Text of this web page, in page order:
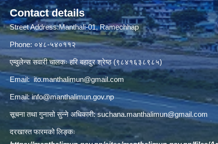
Contact details
Street Address:Manthali-01, Ramechhap
Phone: ०४८-५४०११२
एम्वुलेन्स सवारी चालकः हरि बहादुर श्रेष्ठ (९८४१६३८९८५)
Email:ito.manthalimun@gmail.com
Email:info@manthalimun.gov.np
सूचना तथा गुनासो सुन्ने अधिकारी:suchana.manthalimun@gmail.com
दरखास्त फारमको लिङ्कः